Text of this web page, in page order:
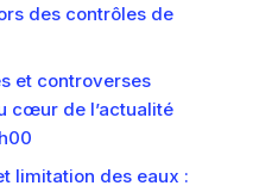
des contrôles de
et controverses
cœur de l’actualité
limitation des eaux :